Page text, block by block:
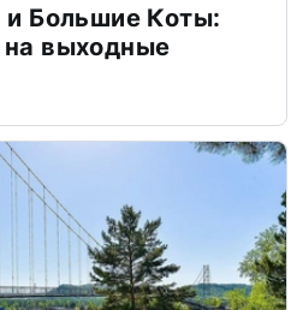
Большие Коты:
выходные